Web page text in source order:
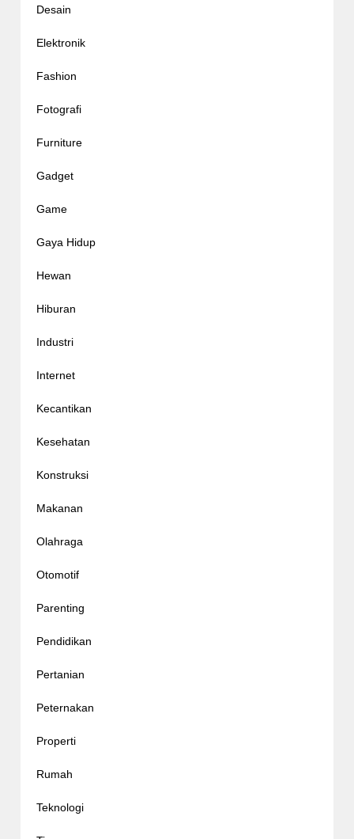
Desain
Elektronik
Fashion
Fotografi
Furniture
Gadget
Game
Gaya Hidup
Hewan
Hiburan
Industri
Internet
Kecantikan
Kesehatan
Konstruksi
Makanan
Olahraga
Otomotif
Parenting
Pendidikan
Pertanian
Peternakan
Properti
Rumah
Teknologi